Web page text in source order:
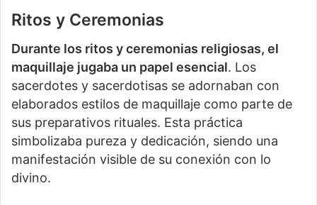
Ritos y Ceremonias
Durante los ritos y ceremonias religiosas, el
maquillaje jugaba un papel esencial. Los
sacerdotes y sacerdotisas se adornaban con
elaborados estilos de maquillaje como parte de
sus preparativos rituales. Esta práctica
simbolizaba pureza y dedicación, siendo una
manifestación visible de su conexión con lo
divino.